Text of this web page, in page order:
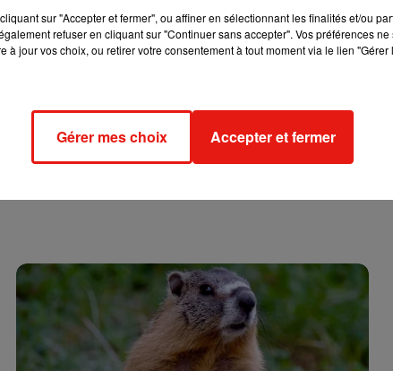
juin dernier d’une paire de jumeaux : Rumi et Sir. Elle
juste quelques jours avant de nous gratifier d’une photo
accouchement. Et ce, sans aucun effort physique ni goutte
de la famille Carter… C’est donc ça être star !
sur "Accepter et fermer", ou affiner en sélectionnant les finalités et/ou
refuser en cliquant sur "Continuer sans accepter". Vos préférences
à jour vos choix, ou retirer votre consentement à tout moment via le lien
Gérer mes choix Accepter et fermer